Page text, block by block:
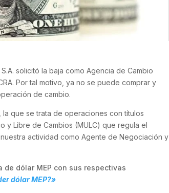
solicitó la baja como Agencia de Cambio
Por tal motivo, ya no se puede comprar y
de cambio.
que se trata de operaciones con títulos
y Libre de Cambios (MULC) que regula el
actividad como Agente de Negociación y
dólar MEP con sus respectivas
dólar MEP?»